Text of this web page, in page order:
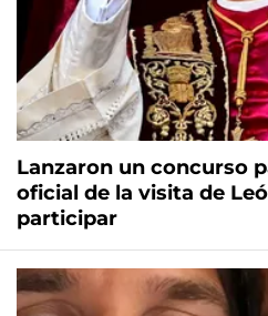
Lanzaron un concurso
oficial de la visita de
participar